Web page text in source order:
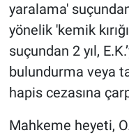
yaralama' suçundan
yönelik 'kemik
suçundan 2 yıl,
bulundurma veya
hapis cezasına
Mahkeme heyeti,